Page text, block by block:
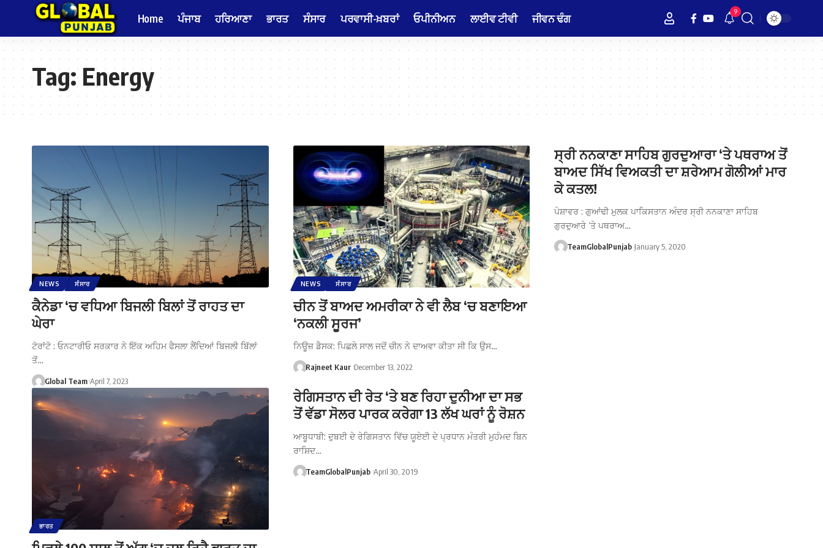
Home ਪੰਜਾਬ ਹਰਿਆਣਾ ਭਾਰਤ ਸੰਸਾਰ ਪਰਵਾਸੀ-ਖ਼ਬਰਾਂ ਓਪੀਨੀਅਨ ਲਾਈਵ ਟੀਵੀ ਜੀਵਨ ਢੰਗ 9
Tag:Energy
NEWS ਸੰਸਾਰ
ਕੈਨੇਡਾ ‘ਚ ਵਧਿਆ ਬਿਜਲੀ ਬਿਲਾਂ ਤੋਂ ਰਾਹਤ ਦਾ
ਘੇਰਾ
ਟੋਰਾਂਟੋ : ਓਨਟਾਰੀਓ ਸਰਕਾਰ ਨੇ ਇੱਕ ਅਹਿਮ ਫੈਸਲਾ ਲੈਂਦਿਆਂ ਬਿਜਲੀ ਬਿੱਲਾਂ
ਤੋਂ…
Global Team April 7, 2023
NEWS ਸੰਸਾਰ
ਚੀਨ ਤੋਂ ਬਾਅਦ ਅਮਰੀਕਾ ਨੇ ਵੀ ਲੈਬ ‘ਚ ਬਣਾਇਆ
‘ਨਕਲੀ ਸੂਰਜ’
ਨਿਊਜ਼ ਡੈਸਕ: ਪਿਛਲੇ ਸਾਲ ਜਦੋਂ ਚੀਨ ਨੇ ਦਾਅਵਾ ਕੀਤਾ ਸੀ ਕਿ ਉਸ…
Rajneet Kaur December 13, 2022
ਸ੍ਰੀ ਨਨਕਾਣਾ ਸਾਹਿਬ ਗੁਰਦੁਆਰਾ ‘ਤੇ ਪਥਰਾਅ ਤੋਂ
ਬਾਅਦ ਸਿੱਖ ਵਿਅਕਤੀ ਦਾ ਸ਼ਰੇਆਮ ਗੋਲੀਆਂ ਮਾਰ
ਕੇ ਕਤਲ!
ਪੇਸ਼ਾਵਰ : ਗੁਆਂਢੀ ਮੁਲਕ ਪਾਕਿਸਤਾਨ ਅੰਦਰ ਸ੍ਰੀ ਨਨਕਾਣਾ ਸਾਹਿਬ
ਗੁਰਦੁਆਰੇ ‘ਤੇ ਪਥਰਾਅ…
TeamGlobalPunjab January 5, 2020
ਭਾਰਤ
ਰੇਗਿਸਤਾਨ ਦੀ ਰੇਤ ‘ਤੇ ਬਣ ਰਿਹਾ ਦੁਨੀਆ ਦਾ ਸਭ
ਤੋਂ ਵੱਡਾ ਸੋਲਰ ਪਾਰਕ ਕਰੇਗਾ 13 ਲੱਖ ਘਰਾਂ ਨੂੰ ਰੋਸ਼ਨ
ਆਬੂਧਾਬੀ: ਦੁਬਈ ਦੇ ਰੇਗਿਸਤਾਨ ਵਿੱਚ ਯੂਏਈ ਦੇ ਪ੍ਰਧਾਨ ਮੰਤਰੀ ਮੁਹੰਮਦ ਬਿਨ
ਰਾਸ਼ਿਦ…
TeamGlobalPunjab April 30, 2019